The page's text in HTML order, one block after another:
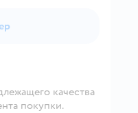
качества
покупки.